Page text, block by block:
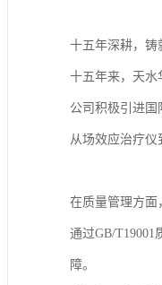
十五年深耕，铸
十五年来，天水
公司积极引进国
从场效应治疗仪
在质量管理方面
通过GB/
障。